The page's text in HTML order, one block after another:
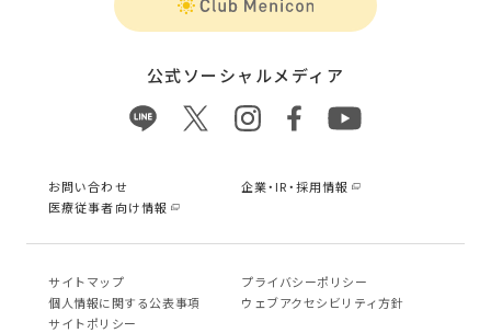
公式ソーシャルメディア
お問い合わせ
企業・IR・採用情報
医療従事者向け情報
サイトマップ
プライバシーポリシー
個⼈情報に関する公表事項
ウェブアクセシビリティ方針
サイトポリシー